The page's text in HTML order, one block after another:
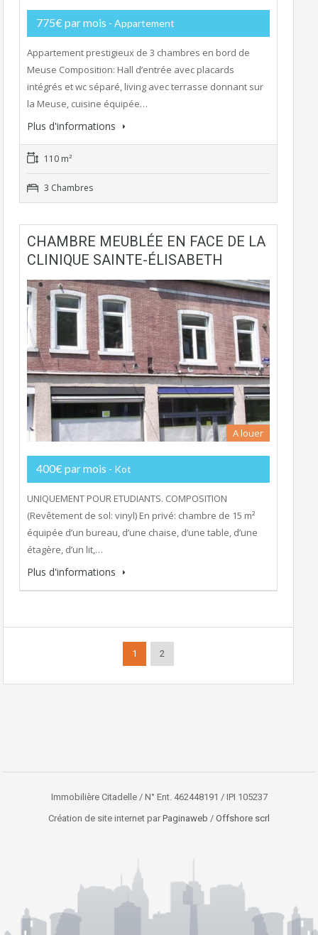
775€ par mois - Appartement
Appartement prestigieux de 3 chambres en bord de
Meuse Composition: Hall d’entrée avec placards
intégrés et wc séparé, living avec terrasse donnant sur
la Meuse, cuisine équipée…
Plus d'informations
110 m²
3 Chambres
CHAMBRE MEUBLÉE EN FACE DE LA
CLINIQUE SAINTE-ÉLISABETH
A louer
400€ par mois - Kot
UNIQUEMENT POUR ETUDIANTS. COMPOSITION
(Revêtement de sol: vinyl) En privé: chambre de 15 m²
équipée d’un bureau, d’une chaise, d’une table, d’une
étagère, d’un lit,…
Plus d'informations
1 2
Immobilière Citadelle / N° Ent. 462448191 / IPI 105237
Création de site internet par Paginaweb / Offshore scrl